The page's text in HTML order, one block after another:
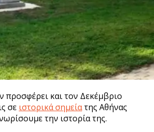
και τον Δεκέμβριο
σε ιστορικά σημείατης Αθήνας
την ιστορία της.